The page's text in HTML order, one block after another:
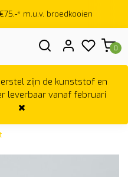
* m.u.v. broedkooien
0
zijn de kunststof en
leverbaar vanaf februari